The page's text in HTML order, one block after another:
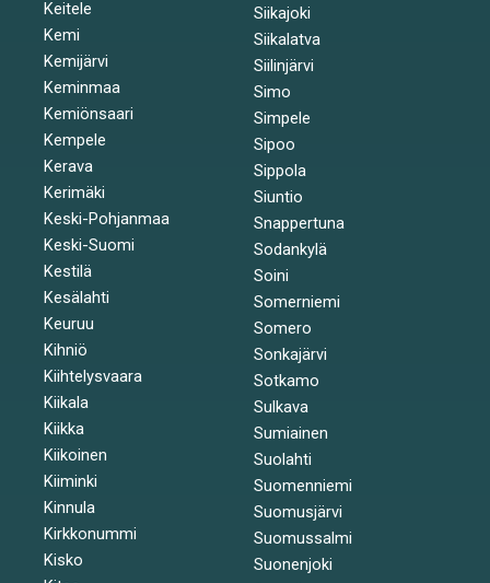
Keitele
Kemi
Kemijärvi
Keminmaa
Kemiönsaari
Kempele
Kerava
Kerimäki
Keski-Pohjanmaa
Keski-Suomi
Kestilä
Kesälahti
Keuruu
Kihniö
Kiihtelysvaara
Kiikala
Kiikka
Kiikoinen
Kiiminki
Kinnula
Kirkkonummi
Kisko
Siikajoki
Siikalatva
Siilinjärvi
Simo
Simpele
Sipoo
Sippola
Siuntio
Snappertuna
Sodankylä
Soini
Somerniemi
Somero
Sonkajärvi
Sotkamo
Sulkava
Sumiainen
Suolahti
Suomenniemi
Suomusjärvi
Suomussalmi
Suonenjoki